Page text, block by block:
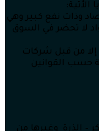
الأتية:
وذات نفع كبير وهي
لا تحضر في السوق
إلا من قبل شركات
القوانين
– الذرة وغيرها من